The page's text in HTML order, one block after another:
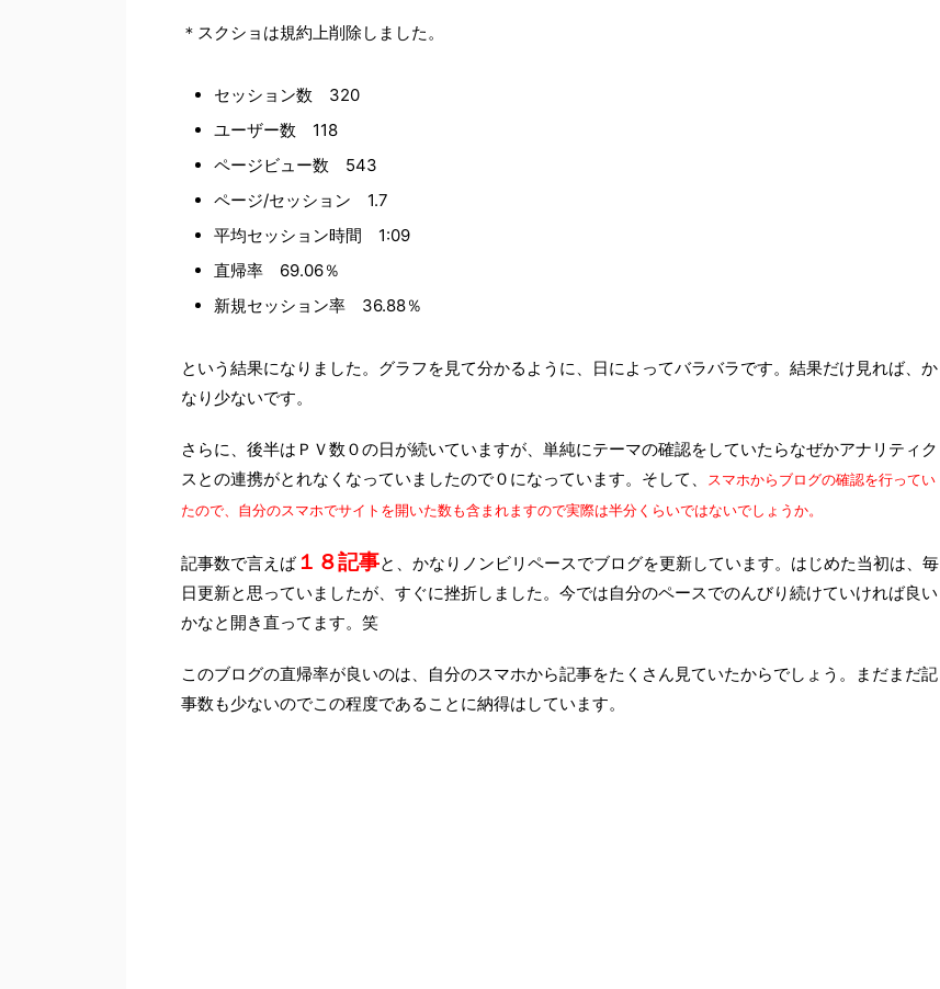
＊スクショは規約上削除しました。
セッション数 320
ユーザー数 118
ページビュー数 543
ページ/セッション 1.7
平均セッション時間 1:09
直帰率 69.06％
新規セッション率 36.88％
という結果になりました。グラフを見て分かるように、日によってバラバラです。結果だけ見れば、か
なり少ないです。
さらに、後半はＰＶ数０の日が続いていますが、単純にテーマの確認をしていたらなぜかアナリティク
スとの連携がとれなくなっていましたので０になっています。そして、
スマホからブログの確認を行ってい
たので、自分のスマホでサイトを開いた数も含まれますので実際は半分くらいではないでしょうか。
記事数で言えば １８記事と、かなりノンビリペースでブログを更新しています。はじめた当初は、毎
日更新と思っていましたが、すぐに挫折しました。今では自分のペースでのんびり続けていければ良い
かなと開き直ってます。笑
このブログの直帰率が良いのは、自分のスマホから記事をたくさん見ていたからでしょう。まだまだ記
事数も少ないのでこの程度であることに納得はしています。